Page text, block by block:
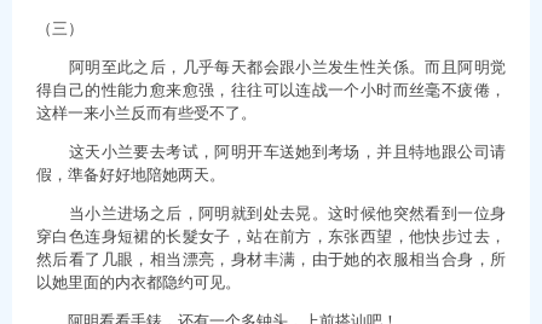
（三）
阿明至此之后，几乎每天都会跟小兰发生性关係。而且阿明觉
得自己的性能力愈来愈强，往往可以连战一个小时而丝毫不疲倦，
这样一来小兰反而有些受不了。
这天小兰要去考试，阿明开车送她到考场，并且特地跟公司请
假，準备好好地陪她两天。
当小兰进场之后，阿明就到处去晃。这时候他突然看到一位身
穿白色连身短裙的长髮女子，站在前方，东张西望，他快步过去，
然后看了几眼，相当漂亮，身材丰满，由于她的衣服相当合身，所
以她里面的内衣都隐约可见。